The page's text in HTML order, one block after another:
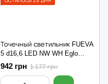
Точечный светильник FUEVA
5 d16,6 LED NW WH Eglo
99149
942 грн 1 177 грн